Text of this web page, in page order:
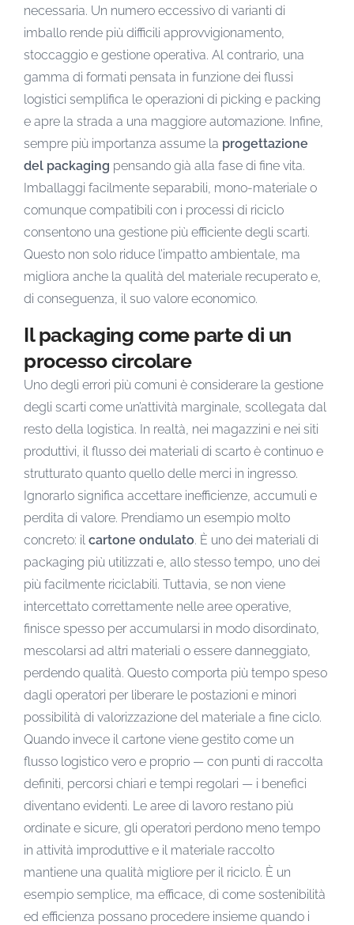
necessaria. Un numero eccessivo di varianti di
imballo rende più difficili approvvigionamento,
stoccaggio e gestione operativa. Al contrario, una
gamma di formati pensata in funzione dei flussi
logistici semplifica le operazioni di picking e packing
e apre la strada a una maggiore automazione. Infine,
sempre più importanza assume la progettazione
del packaging pensando già alla fase di fine vita.
Imballaggi facilmente separabili, mono-materiale o
comunque compatibili con i processi di riciclo
consentono una gestione più efficiente degli scarti.
Questo non solo riduce l’impatto ambientale, ma
migliora anche la qualità del materiale recuperato e,
di conseguenza, il suo valore economico.
Il packaging come parte di un
processo circolare
Uno degli errori più comuni è considerare la gestione
degli scarti come un’attività marginale, scollegata dal
resto della logistica. In realtà, nei magazzini e nei siti
produttivi, il flusso dei materiali di scarto è continuo e
strutturato quanto quello delle merci in ingresso.
Ignorarlo significa accettare inefficienze, accumuli e
perdita di valore. Prendiamo un esempio molto
concreto: il cartone ondulato. È uno dei materiali di
packaging più utilizzati e, allo stesso tempo, uno dei
più facilmente riciclabili. Tuttavia, se non viene
intercettato correttamente nelle aree operative,
finisce spesso per accumularsi in modo disordinato,
mescolarsi ad altri materiali o essere danneggiato,
perdendo qualità. Questo comporta più tempo speso
dagli operatori per liberare le postazioni e minori
possibilità di valorizzazione del materiale a fine ciclo.
Quando invece il cartone viene gestito come un
flusso logistico vero e proprio — con punti di raccolta
definiti, percorsi chiari e tempi regolari — i benefici
diventano evidenti. Le aree di lavoro restano più
ordinate e sicure, gli operatori perdono meno tempo
in attività improduttive e il materiale raccolto
mantiene una qualità migliore per il riciclo. È un
esempio semplice, ma efficace, di come sostenibilità
ed efficienza possano procedere insieme quando i